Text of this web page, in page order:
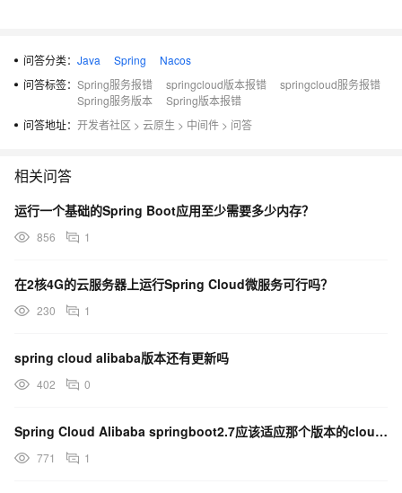
问答分类： Java Spring
Nacos
问答标签： Spring服务报错 springcloud版本报错
springcloud服务报错
Spring服务版本
Spring版本报错
问答地址： 开发者社区 > 云原生 > 中间件 > 问答
相关问答
运行一个基础的Spring Boot应用至少需要多少内存？
856 1
在2核4G的云服务器上运行Spring Cloud微服务可行吗？
230 1
spring cloud alibaba版本还有更新吗
402 0
Spring Cloud Alibaba springboot2.7应该适应那个版本的cloud呢？
771 1